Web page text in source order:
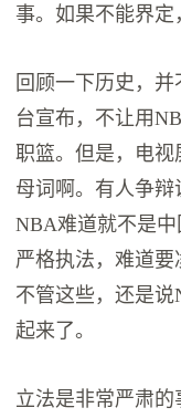
事。如果不能界定
回顾一下历史，
台宣布，不让用
职篮。但是，电
母词啊。有人争辩
NBA难道就不是
严格执法，难道
不管这些，还是
起来了。
立法是非常严肃的